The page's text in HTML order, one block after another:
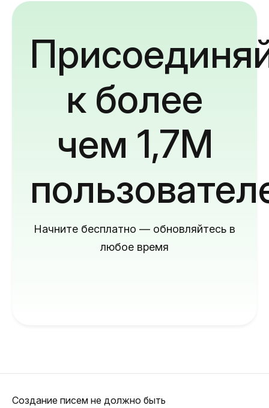
к более
чем 1,7M
Начните бесплатно — обновляйтесь в
любое время
Создание писем не должно быть